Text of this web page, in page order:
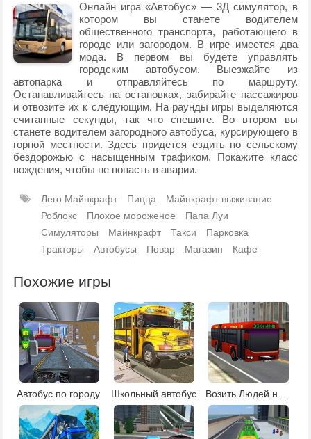
Онлайн игра «Автобус» — 3Д симулятор, в
котором вы станете водителем
общественного транспорта, работающего в
городе или загородом. В игре имеется два
мода. В первом вы будете управлять
городским автобусом. Выезжайте из
автопарка и отправляйтесь по маршруту.
Останавливайтесь на остановках, забирайте пассажиров
и отвозите их к следующим. На раунды игры выделяются
считанные секунды, так что спешите. Во втором вы
станете водителем загородного автобуса, курсирующего в
горной местности. Здесь придется ездить по сельскому
бездорожью с насыщенным трафиком. Покажите класс
вождения, чтобы не попасть в аварии.
Лего Майнкрафт Пицца
Майнкрафт выживание
Роблокс
Плохое мороженое
Папа Луи
Симуляторы
Майнкрафт Такси
Парковка
Тракторы
Автобусы Повар Магазин Кафе
Похожие игры
Автобус по городу Школьный автобус